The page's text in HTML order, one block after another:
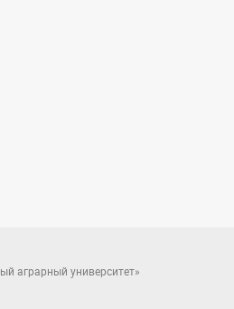
аграрный университет»